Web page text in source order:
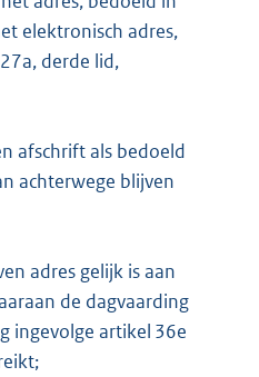
elektronisch adres,
derde lid,
afschrift als bedoeld
achterwege blijven
adres gelijk is aan
de dagvaarding
ingevolge artikel 36e